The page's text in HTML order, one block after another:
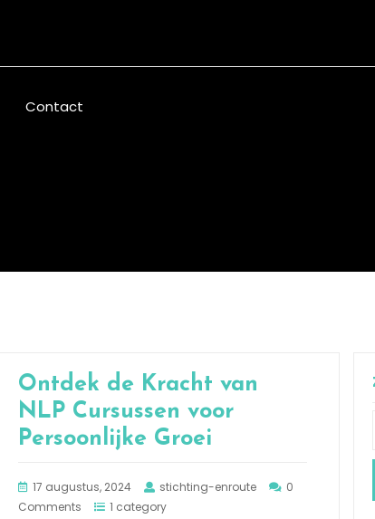
Contact
Ontdek de Kracht van
NLP Cursussen voor
Persoonlijke Groei
17 augustus, 2024 stichting-enroute
0
Comments
1 category